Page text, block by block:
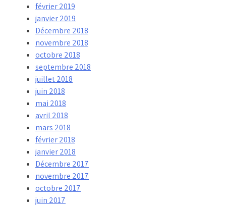
février 2019
janvier 2019
Décembre 2018
novembre 2018
octobre 2018
septembre 2018
juillet 2018
juin 2018
mai 2018
avril 2018
mars 2018
février 2018
janvier 2018
Décembre 2017
novembre 2017
octobre 2017
juin 2017